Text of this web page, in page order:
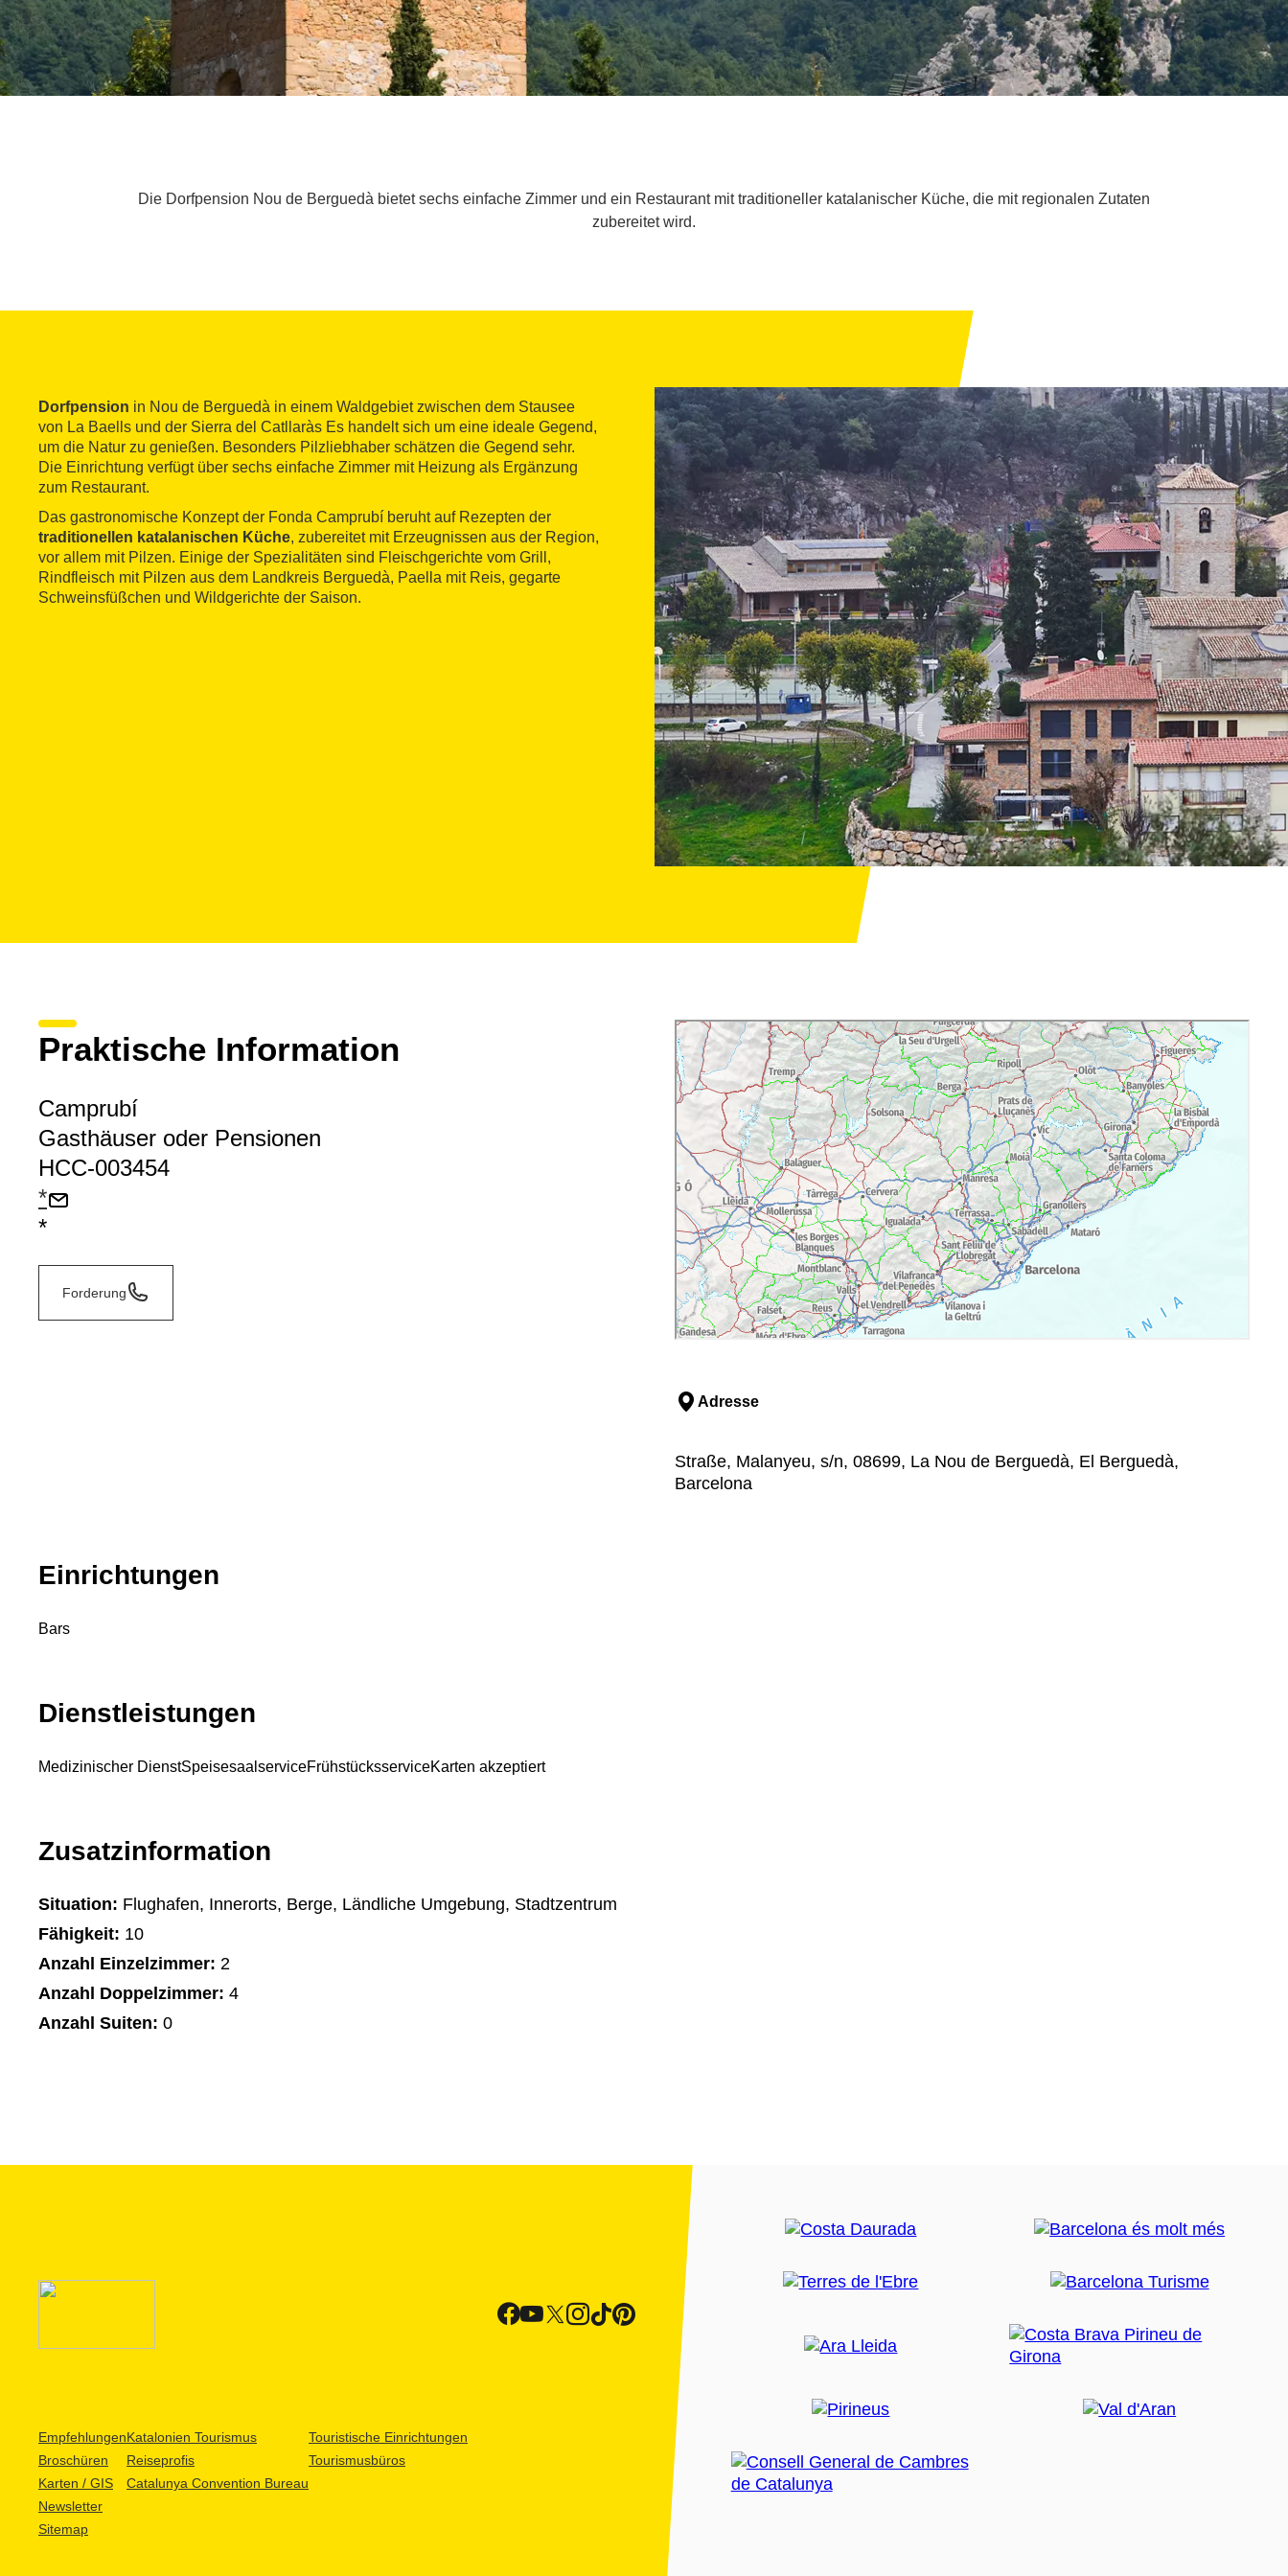
Die Dorfpension Nou de Berguedà bietet sechs einfache Zimmer und ein Restaurant mit traditioneller katalanischer Küche, die mit regionalen Zutaten
zubereitet wird.
Dorfpension in Nou de Berguedà in einem Waldgebiet zwischen dem Stausee
von La Baells und der Sierra del Catllaràs Es handelt sich um eine ideale Gegend,
um die Natur zu genießen. Besonders Pilzliebhaber schätzen die Gegend sehr.
Die Einrichtung verfügt über sechs einfache Zimmer mit Heizung als Ergänzung
zum Restaurant.
Das gastronomische Konzept der Fonda Camprubí beruht auf Rezepten der
traditionellen katalanischen Küche, zubereitet mit Erzeugnissen aus der Region,
vor allem mit Pilzen. Einige der Spezialitäten sind Fleischgerichte vom Grill,
Rindfleisch mit Pilzen aus dem Landkreis Berguedà, Paella mit Reis, gegarte
Schweinsfüßchen und Wildgerichte der Saison.
Praktische Information
Camprubí
Gasthäuser oder Pensionen
HCC-003454
*
*
Forderung
Adresse
Straße, Malanyeu, s/n, 08699, La Nou de Berguedà, El Berguedà,
Barcelona
Einrichtungen
Bars
Dienstleistungen
Medizinischer DienstSpeisesaalserviceFrühstücksserviceKarten akzeptiert
Zusatzinformation
Situation: Flughafen, Innerorts, Berge, Ländliche Umgebung, Stadtzentrum
Fähigkeit: 10
Anzahl Einzelzimmer: 2
Anzahl Doppelzimmer: 4
Anzahl Suiten: 0
Empfehlungen
Broschüren
Karten / GIS
Newsletter
Sitemap
Katalonien Tourismus
Reiseprofis
Catalunya Convention Bureau
Touristische Einrichtungen
Tourismusbüros